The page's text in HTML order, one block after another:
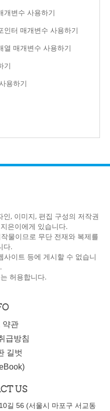
개변수 사용하기
인터 매개변수 사용하기
열 매개변수 사용하기
기
용하기
, 이미지, 편집 구성의 저작권
은이에게 있습니다.
물이므로 무단 전재와 복제를
다.
사이트 등에 게시할 수 없습니
허용합니다.
약관
급방침
길벗
US
길 56 (서울시 마포구 서교동